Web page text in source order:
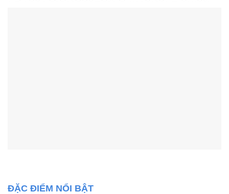
ĐẶC ĐIỂM NỔI BẬT